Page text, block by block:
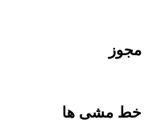
مجوز
خط مشی ها